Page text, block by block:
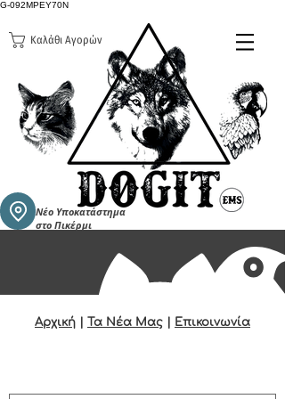
G-092MPEY70N
Καλάθι Αγορών
Αρχική Τα Νέα Μας Επικοινωνία
Νέο Υποκατάστημα
στο Πικέρμι